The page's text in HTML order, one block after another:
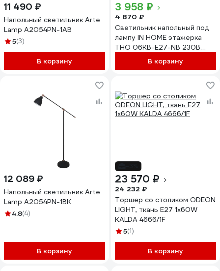
11 490 ₽
Напольный светильник Arte
Lamp A2054PN-1AB
5(3)
В корзину
3 958 ₽
4 870 ₽
Светильник напольный под
лампу IN HOME этажерка
ТНО 06КВ-Е27-NB 230В
бежевый абажур, черный
корпус 4690612059617
В корзину
12 089 ₽
Напольный светильник Arte
Lamp A2054PN-1BK
4.8(4)
В корзину
23 570 ₽
24 232 ₽
Торшер со столиком ODEON
LIGHT, ткань E27 1х60W
KALDA 4666/1F
5(1)
В корзину